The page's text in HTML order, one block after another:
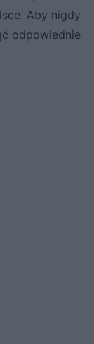
. Aby nigdy
odpowiednie